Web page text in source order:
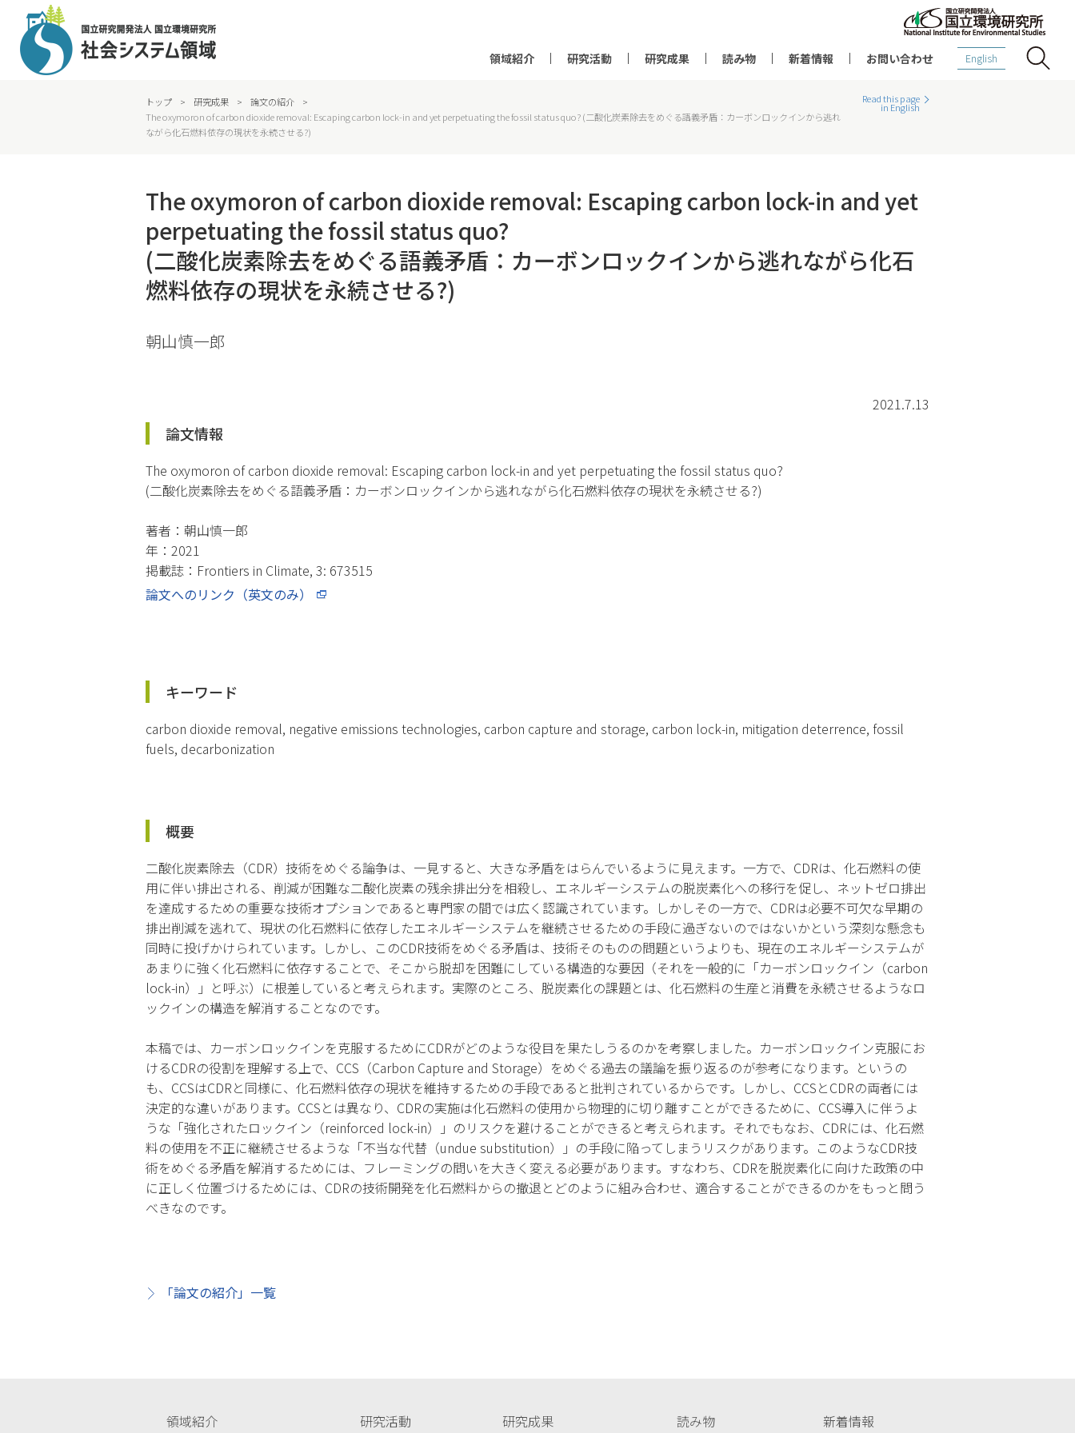
領域紹介 研究活動 研究成果 読み物 新着情報 お問い合わせ English
トップ > 研究成果 > 論文の紹介
>
The oxymoron of carbon dioxide removal: Escaping carbon lock-in and yet perpetuating the fossil status quo? (二酸化炭素除去をめぐる語義矛盾：カーボンロックインから逃れ
ながら化石燃料依存の現状を永続させる?)
Read this page
in English
The oxymoron of carbon dioxide removal: Escaping carbon lock-in and yet
perpetuating the fossil status quo?
(二酸化炭素除去をめぐる語義矛盾：カーボンロックインから逃れながら化石
燃料依存の現状を永続させる?)
朝山慎一郎
2021.7.13
論文情報
The oxymoron of carbon dioxide removal: Escaping carbon lock-in and yet perpetuating the fossil status quo?
(二酸化炭素除去をめぐる語義矛盾：カーボンロックインから逃れながら化石燃料依存の現状を永続させる?)
著者：朝山慎一郎
年：2021
掲載誌：Frontiers in Climate, 3: 673515
論文へのリンク（英文のみ）
キーワード
carbon dioxide removal, negative emissions technologies, carbon capture and storage, carbon lock-in, mitigation deterrence, fossil
fuels, decarbonization
概要
二酸化炭素除去（CDR）技術をめぐる論争は、一見すると、大きな矛盾をはらんでいるように見えます。一方で、CDRは、化石燃料の使
用に伴い排出される、削減が困難な二酸化炭素の残余排出分を相殺し、エネルギーシステムの脱炭素化への移行を促し、ネットゼロ排出
を達成するための重要な技術オプションであると専門家の間では広く認識されています。しかしその一方で、CDRは必要不可欠な早期の
排出削減を逃れて、現状の化石燃料に依存したエネルギーシステムを継続させるための手段に過ぎないのではないかという深刻な懸念も
同時に投げかけられています。しかし、このCDR技術をめぐる矛盾は、技術そのものの問題というよりも、現在のエネルギーシステムが
あまりに強く化石燃料に依存することで、そこから脱却を困難にしている構造的な要因（それを一般的に「カーボンロックイン（carbon
lock-in）」と呼ぶ）に根差していると考えられます。実際のところ、脱炭素化の課題とは、化石燃料の生産と消費を永続させるようなロ
ックインの構造を解消することなのです。
本稿では、カーボンロックインを克服するためにCDRがどのような役目を果たしうるのかを考察しました。カーボンロックイン克服にお
けるCDRの役割を理解する上で、CCS（Carbon Capture and Storage）をめぐる過去の議論を振り返るのが参考になります。というの
も、CCSはCDRと同様に、化石燃料依存の現状を維持するための手段であると批判されているからです。しかし、CCSとCDRの両者には
決定的な違いがあります。CCSとは異なり、CDRの実施は化石燃料の使用から物理的に切り離すことができるために、CCS導入に伴うよ
うな「強化されたロックイン（reinforced lock-in）」のリスクを避けることができると考えられます。それでもなお、CDRには、化石燃
料の使用を不正に継続させるような「不当な代替（undue substitution）」の手段に陥ってしまうリスクがあります。このようなCDR技
術をめぐる矛盾を解消するためには、フレーミングの問いを大きく変える必要があります。すなわち、CDRを脱炭素化に向けた政策の中
に正しく位置づけるためには、CDRの技術開発を化石燃料からの撤退とどのように組み合わせ、適合することができるのかをもっと問う
べきなのです。
「論文の紹介」一覧
領域紹介 研究活動 研究成果 読み物 新着情報